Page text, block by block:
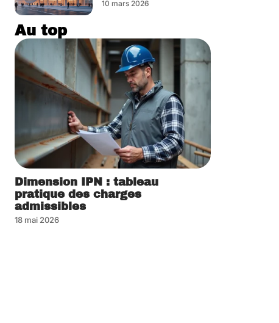
10 mars 2026
Au top
Dimension IPN : tableau
pratique des charges
admissibles
18 mai 2026